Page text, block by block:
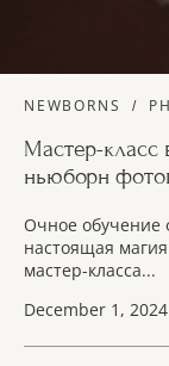
NEWBORNS
Мастер-класс
ньюборн
Очное
настоящая
мастер-класса...
December 1, 2024